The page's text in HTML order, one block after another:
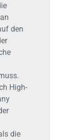
den
High-
die